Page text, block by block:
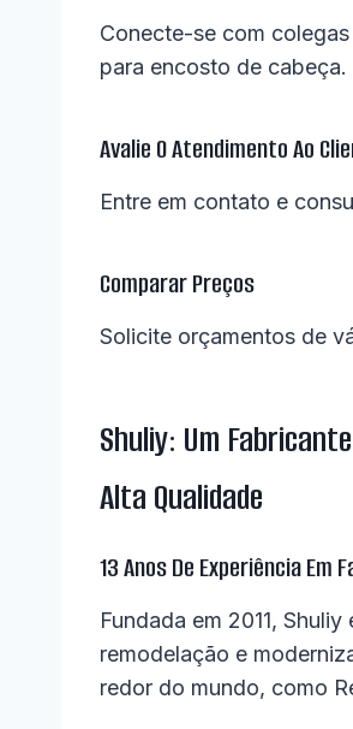
Conecte-se com
para encosto de cabeça.
Avalie O Atendimento Ao
Entre em contato e
Comparar Preços
Solicite orçamentos de
Shuliy: Um
Alta Qualidade
13 Anos De Experiência Em
Fundada em 2011,
remodelação e
redor do mundo, como